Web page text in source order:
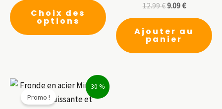
Choix des
options
produit
plusieurs
options
peuvent
12.99€9.09€
Ajouter au
panier
30 %
Promo !